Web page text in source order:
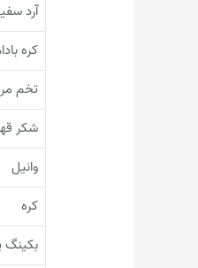
آرد
کره
تخم
شکر
وانیل
کره
بکینگ